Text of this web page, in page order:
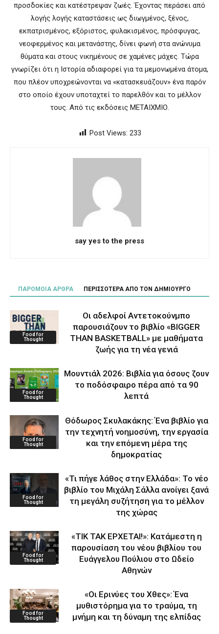
προσδοκίες και κατέστρεψαν ζωές. Έχοντας περάσει από
λογής λογής καταστάσεις ως διωγμένος, ξένος,
εκπατρισμένος, εξόριστος, φυλακισμένος, πρόσφυγας,
νεοφερμένος και μετανάστης, δίνει φωνή στα ανώνυμα
θύματα και στους νικημένους σε χαμένες μάχες. Τώρα
γνωρίζει ότι η Ιστορία αδιαφορεί για τα μεμονωμένα άτομα,
που πλέον υποχρεώνονται να «κατασκευάζουν» ένα παρόν
στο οποίο έχουν υποταχτεί το παρελθόν και το μέλλον
τους. Από τις εκδόσεις ΜΕΤΑΙΧΜΙΟ.
Post Views: 233
say yes to the press
ΠΑΡΟΜΟΙΑ ΑΡΘΡΑ ΠΕΡΙΣΣΟΤΕΡΑ ΑΠΟ ΤΟΝ ΔΗΜΙΟΥΡΓΟ
Food for
Thought
Οι αδελφοί Αντετοκούνμπο
παρουσιάζουν το βιβλίο «BIGGER
THAN BASKETBALL» με μαθήματα
ζωής για τη νέα γενιά
Food for
Thought
Μουντιάλ 2026: Βιβλία για όσους ζουν
το ποδόσφαιρο πέρα από τα 90
λεπτά
Food for
Thought
Θόδωρος Σκυλακάκης: Ένα βιβλίο για
την τεχνητή νοημοσύνη, την εργασία
και την επόμενη μέρα της
δημοκρατίας
Food for
Thought
«Τι πήγε λάθος στην Ελλάδα»: Το νέο
βιβλίο του Μιχάλη Σάλλα ανοίγει ξανά
τη μεγάλη συζήτηση για το μέλλον
της χώρας
Food for
Thought
«ΤΙΚ ΤΑΚ ΕΡΧΕΤΑΙ!»: Κατάμεστη η
παρουσίαση του νέου βιβλίου του
Ευάγγελου Πούλιου στο Ωδείο
Αθηνών
Food for
Thought
«Οι Ερινύες του Χθες»: Ένα
μυθιστόρημα για το τραύμα, τη
μνήμη και τη δύναμη της ελπίδας